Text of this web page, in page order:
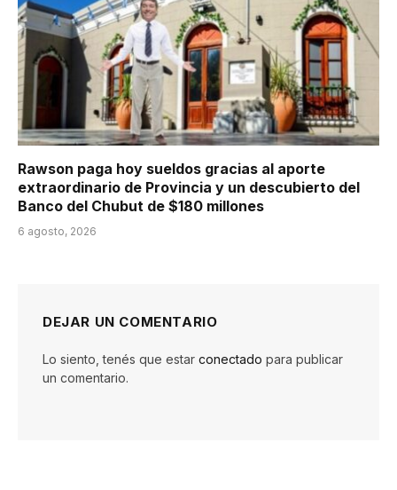
Rawson paga hoy sueldos gracias al aporte
extraordinario de Provincia y un descubierto del
Banco del Chubut de $180 millones
6 agosto, 2026
DEJAR UN COMENTARIO
Lo siento, tenés que estar conectado para publicar
un comentario.